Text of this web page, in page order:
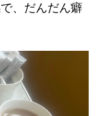
、だんだん癖